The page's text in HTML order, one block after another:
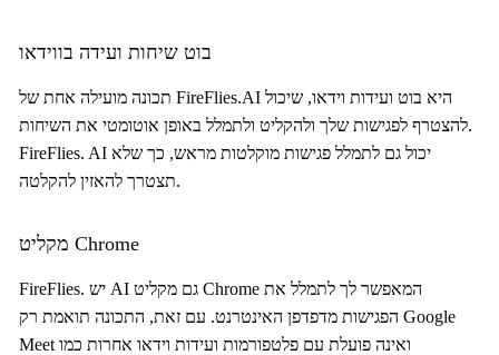
בוט שיחות ועידה בווידאו
תכונה מועילה אחת של FireFlies.AI היא בוט ועידות וידאו, שיכול
להצטרף לפגישות שלך ולהקליט ולתמלל באופן אוטומטי את השיחות.
FireFlies. AI יכול גם לתמלל פגישות מוקלטות מראש, כך שלא
תצטרך להאזין להקלטה.
מקליט Chrome
FireFlies. יש AI גם מקליט Chrome המאפשר לך לתמלל את
הפגישות מדפדפן האינטרנט. עם זאת, התכונה תואמת רק Google
Meet ואינה פועלת עם פלטפורמות ועידות וידאו אחרות כמו